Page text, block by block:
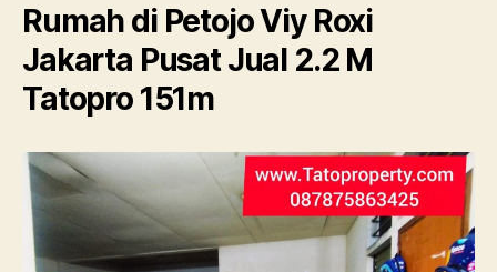
Rumah di Petojo Viy Roxi
Jakarta Pusat Jual 2.2 M
Tatopro 151m